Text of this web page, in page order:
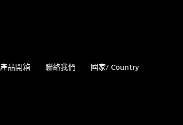
產品開箱 聯絡我們 國家/ Country